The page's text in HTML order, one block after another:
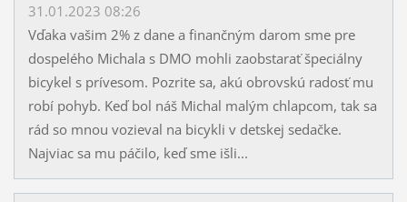
31.01.2023 08:26
Vďaka vašim 2% z dane a finančným darom sme pre
dospelého Michala s DMO mohli zaobstarať špeciálny
bicykel s prívesom. Pozrite sa, akú obrovskú radosť mu
robí pohyb. Keď bol náš Michal malým chlapcom, tak sa
rád so mnou vozieval na bicykli v detskej sedačke.
Najviac sa mu páčilo, keď sme išli...